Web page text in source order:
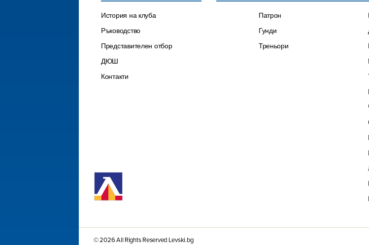
История на клуба
Ръководство
Представителен отбор
ДЮШ
Контакти
Патрон
Гунди
Треньори
© 2026 All Rights Reserved Levski.bg